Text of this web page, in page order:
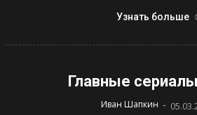
Узнать больше
Главные
Иван Шапкин -